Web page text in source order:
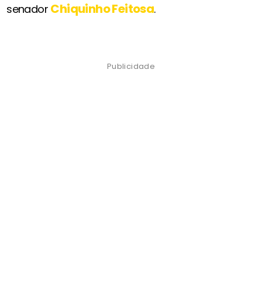
senador Chiquinho Feitosa.
Publicidade